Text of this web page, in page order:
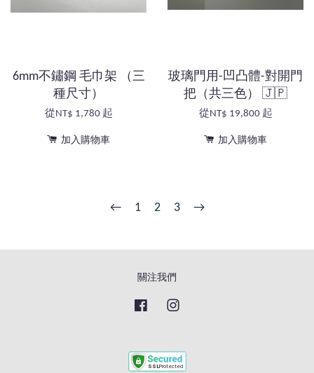
6mm不鏽鋼 毛巾架 （三
種尺寸）
從NT$ 1,780 起
加入購物車
玻璃門用-凹凸體-對開門
把（共三色） 🇯🇵
從NT$ 19,800 起
加入購物車
← 1 2 3 →
關注我們
Facebook